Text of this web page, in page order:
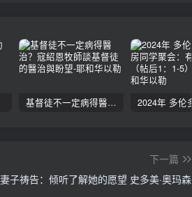
基督徒不一定病得醫治？寇紹恩牧師談基督徒的醫治與盼望
下一篇
子祷告：倾听了解她的愿望 史多美·奥玛森